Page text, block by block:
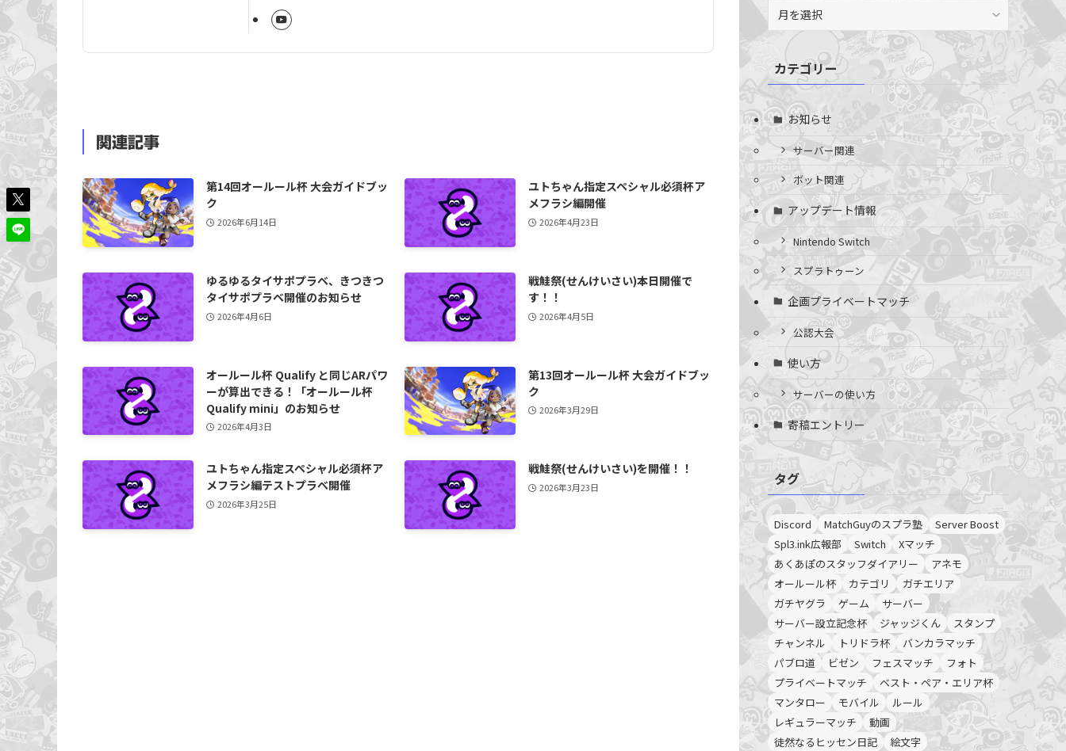
関連記事
第14回オールール杯 大会ガイドブッ
ク
2026年6月14日
ユトちゃん指定スペシャル必須杯ア
メフラシ編開催
2026年4月23日
ゆるゆるタイサポプラベ、きつきつ
タイサポプラベ開催のお知らせ
2026年4月6日
戦鮭祭(せんけいさい)本日開催で
す！！
2026年4月5日
オールール杯 Qualify と同じARパワ
ーが算出できる！「オールール杯
Qualify mini」のお知らせ
2026年4月3日
第13回オールール杯 大会ガイドブッ
ク
2026年3月29日
ユトちゃん指定スペシャル必須杯ア
メフラシ編テストプラべ開催
2026年3月25日
戦鮭祭(せんけいさい)を開催！！
2026年3月23日
ー
ブカテゴリー
お知らせ
サーバー関連
ボット関連
アップデート情報
Nintendo Switch
スプラトゥーン
企画プライベートマッチ
公認大会
使い方
サーバーの使い方
寄稿エントリー
タグ
Discord MatchGuyのスプラ塾
Server Boost
Spl3.ink広報部
Switch
Xマッチ
あくあぽのスタッフダイアリー
アネモ
オールール杯
カテゴリ
ガチエリア
ガチヤグラ
ゲーム
サーバー
サーバー設立記念杯
ジャッジくん
スタンプ
チャンネル
トリドラ杯
バンカラマッチ
パブロ道
ビゼン フェスマッチ
フォト
プライベートマッチ
ベスト・ペア・エリア杯
マンタロー
モバイル
ルール
レギュラーマッチ
動画
徒然なるヒッセン日記
絵文字